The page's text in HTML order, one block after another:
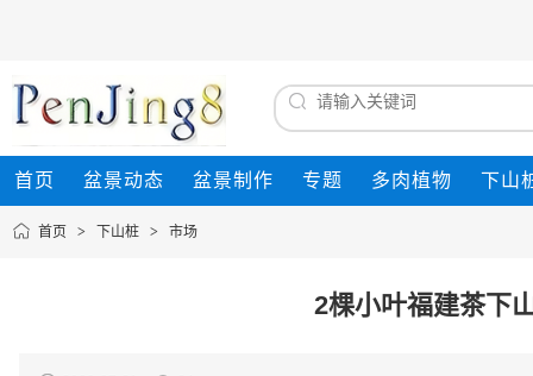
首页 盆景动态 盆景制作 专题 多肉植物 下山
首页 > 下山桩 > 市场
2棵小叶福建茶下